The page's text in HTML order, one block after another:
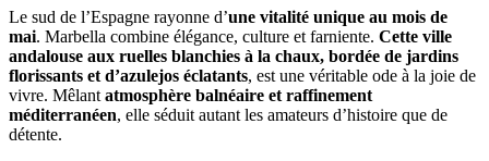
Le sud de l’Espagne rayonne d’une vitalité unique au mois de
mai. Marbella combine élégance, culture et farniente. Cette ville
andalouse aux ruelles blanchies à la chaux, bordée de jardins
florissants et d’azulejos éclatants, est une véritable ode à la joie de
vivre. Mêlant atmosphère balnéaire et raffinement
méditerranéen, elle séduit autant les amateurs d’histoire que de
détente.